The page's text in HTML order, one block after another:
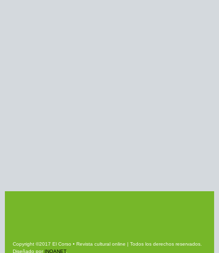
Copyright ©2017 El Corso • Revista cultural online | Todos los derechos reservados.
Diseñado por INQANET.